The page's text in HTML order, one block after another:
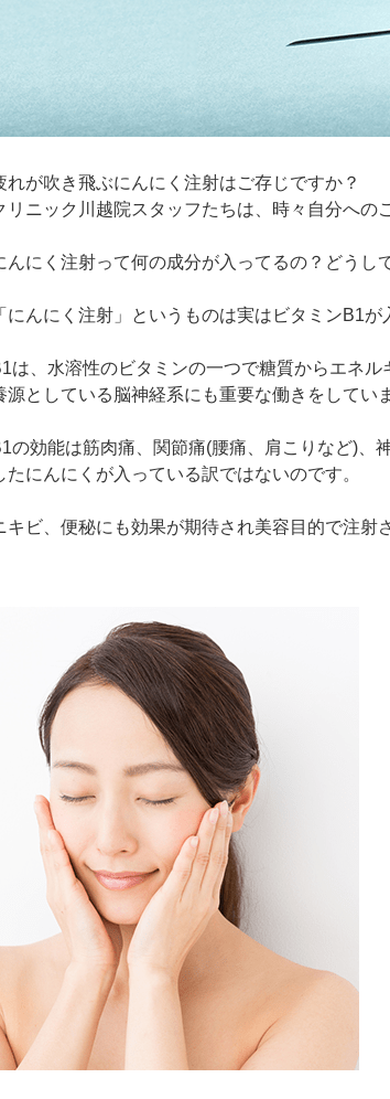
れが吹き飛ぶにんにく注射はご存じですか？
リニック川越院スタッフたちは、時々自分への
んにく注射って何の成分が入ってるの？どうし
にんにく注射」というものは実はビタミンB1が
は、水溶性のビタミンの一つで糖質からエネ
源としている脳神経系にも重要な働きをしてい
の効能は筋肉痛、関節痛(腰痛、肩こりなど)、
たにんにくが入っている訳ではないのです。
キビ、便秘にも効果が期待され美容目的で注